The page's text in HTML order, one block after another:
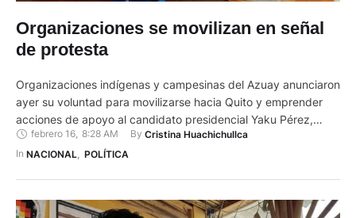
Organizaciones se movilizan en señal
de protesta
Organizaciones indígenas y campesinas del Azuay anunciaron
ayer su voluntad para movilizarse hacia Quito y emprender
acciones de apoyo al candidato presidencial Yaku Pérez,
mediante la petición del reconteo voto a voto, puesto que
consideran que ha existido fraude en todas las provincias y
febrero 16, 8:28 AM By Cristina Huachichullca
In NACIONAL POLÍTICA